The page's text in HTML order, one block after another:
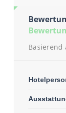
Basierend